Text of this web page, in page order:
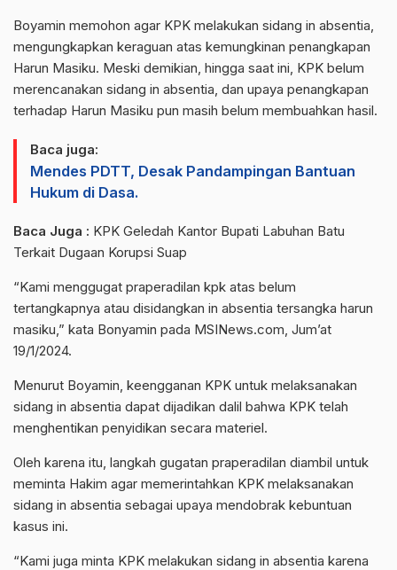
Boyamin memohon agar KPK melakukan sidang in absentia,
mengungkapkan keraguan atas kemungkinan penangkapan
Harun Masiku. Meski demikian, hingga saat ini, KPK belum
merencanakan sidang in absentia, dan upaya penangkapan
terhadap Harun Masiku pun masih belum membuahkan hasil.
Baca juga:
Mendes PDTT, Desak Pandampingan Bantuan
Hukum di Dasa.
Baca Juga : KPK Geledah Kantor Bupati Labuhan Batu
Terkait Dugaan Korupsi Suap
“Kami menggugat praperadilan kpk atas belum
tertangkapnya atau disidangkan in absentia tersangka harun
masiku,” kata Bonyamin pada MSINews.com, Jum’at
19/1/2024.
Menurut Boyamin, keengganan KPK untuk melaksanakan
sidang in absentia dapat dijadikan dalil bahwa KPK telah
menghentikan penyidikan secara materiel.
Oleh karena itu, langkah gugatan praperadilan diambil untuk
meminta Hakim agar memerintahkan KPK melaksanakan
sidang in absentia sebagai upaya mendobrak kebuntuan
kasus ini.
“Kami juga minta KPK melakukan sidang in absentia karena